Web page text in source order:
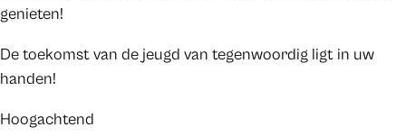
genieten!
De toekomst van de jeugd van tegenwoordig ligt in uw
handen!
Hoogachtend